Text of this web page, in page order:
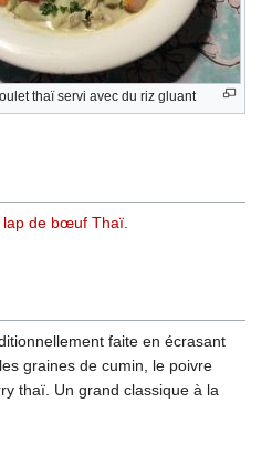
thaï servi avec du riz gluant
lap de bœuf Thaï.
faite en écrasant
graines de cumin, le poivre
thaï. Un grand classique à la